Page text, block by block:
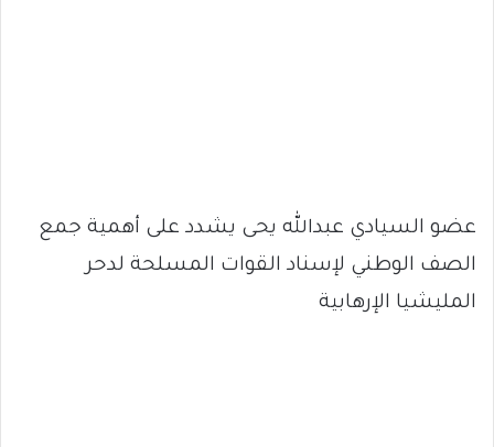
عضو السيادي عبدالله يحى يشدد على أهمية جمع
الصف الوطني لإسناد القوات المسلحة لدحر
المليشيا الإرهابية